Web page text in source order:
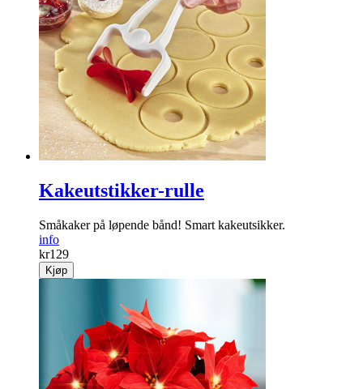
Kakeutstikker-rulle
Småkaker på løpende bånd! Smart kakeutsikker.
info
kr129
Kjøp